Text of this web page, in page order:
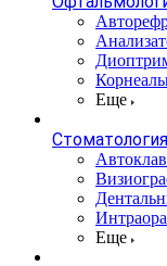
Еще
Стоматология
Еще